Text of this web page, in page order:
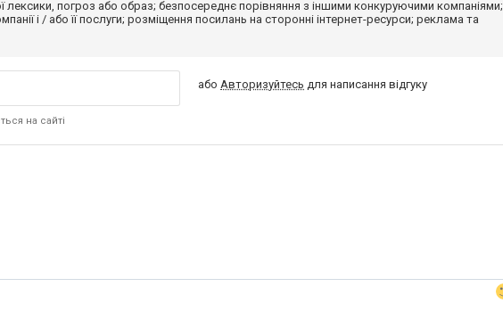
лексики, погроз або образ; безпосереднє порівняння з іншими конкуруючими компаніями;
і / або її послуги; розміщення посилань на сторонні інтернет-ресурси; реклама та
на сайті
абоАвторизуйтесь для написання відгуку